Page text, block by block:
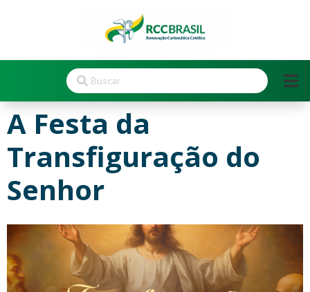
A Festa da
Transfiguração do
Senhor